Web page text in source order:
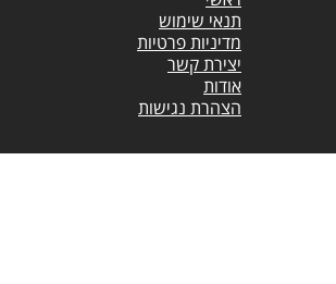
תנאי שימוש
מדיניות פרטיות
יצירת קשר
אודות
הצהרת נגישות